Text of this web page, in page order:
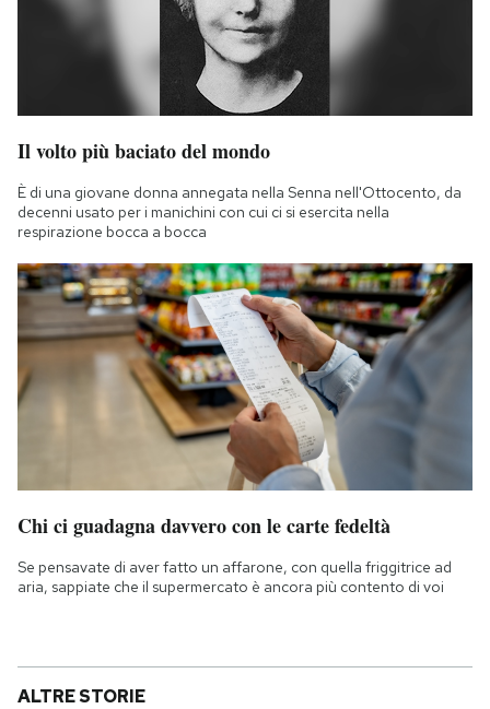
Il volto più baciato del mondo
È di una giovane donna annegata nella Senna nell'Ottocento, da
decenni usato per i manichini con cui ci si esercita nella
respirazione bocca a bocca
Chi ci guadagna davvero con le carte fedeltà
Se pensavate di aver fatto un affarone, con quella friggitrice ad
aria, sappiate che il supermercato è ancora più contento di voi
ALTRE STORIE